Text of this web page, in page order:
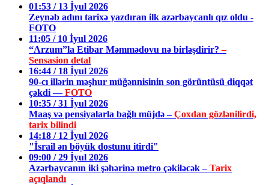
01:53 / 13 İyul 2026
Zeynəb adını tarixə yazdıran ilk azərbaycanlı qız oldu -
FOTO
11:05 / 10 İyul 2026
“Arzum”la Etibar Məmmədovu nə birləşdirir?–
Sensasion detal
16:44 / 18 İyul 2026
90-cı illərin məşhur müğənnisinin son görüntüsü diqqət
çəkdi —FOTO
10:35 / 31 İyul 2026
Maaş və pensiyalarla bağlı müjdə –Çoxdan gözlənilirdi,
tarix bilindi
14:18 / 12 İyul 2026
"İsrail ən böyük dostunu itirdi"
09:00 / 29 İyul 2026
Azərbaycanın iki şəhərinə metro çəkiləcək –Tarix
açıqlandı